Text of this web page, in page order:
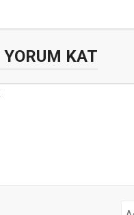
YORUM KAT